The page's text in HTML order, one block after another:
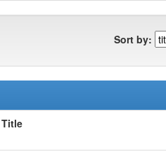
Sort by:
Title